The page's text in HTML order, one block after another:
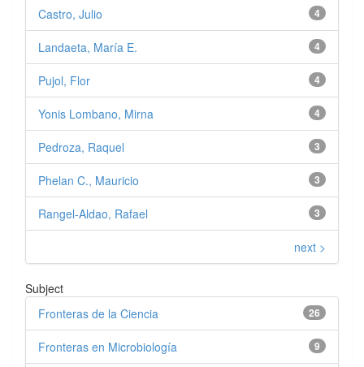
4
Castro, Julio
4
Landaeta, María E.
4
Pujol, Flor
4
Yonis Lombano, Mirna
3
Pedroza, Raquel
3
Phelan C., Mauricio
3
Rangel-Aldao, Rafael
next >
Subject
26
Fronteras de la Ciencia
9
Fronteras en Microbiología